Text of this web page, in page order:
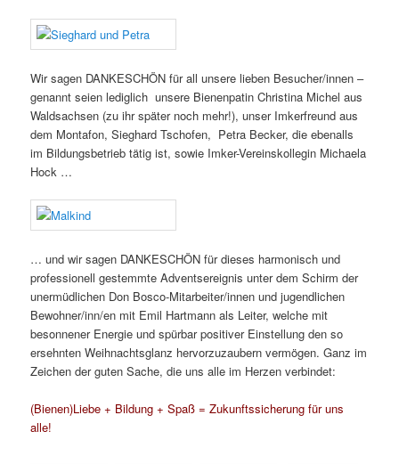
Wir sagen DANKESCHÖN für all unsere lieben Besucher/innen –
genannt seien lediglich unsere Bienenpatin Christina Michel aus
Waldsachsen (zu ihr später noch mehr!), unser Imkerfreund aus
dem Montafon, Sieghard Tschofen, Petra Becker, die ebenalls
im Bildungsbetrieb tätig ist, sowie Imker-Vereinskollegin Michaela
Hock …
… und wir sagen DANKESCHÖN für dieses harmonisch und
professionell gestemmte Adventsereignis unter dem Schirm der
unermüdlichen Don Bosco-Mitarbeiter/innen und jugendlichen
Bewohner/inn/en mit Emil Hartmann als Leiter, welche mit
besonnener Energie und spürbar positiver Einstellung den so
ersehnten Weihnachtsglanz hervorzuzaubern vermögen. Ganz im
Zeichen der guten Sache, die uns alle im Herzen verbindet:
(Bienen)Liebe + Bildung + Spaß = Zukunftssicherung für uns
alle!